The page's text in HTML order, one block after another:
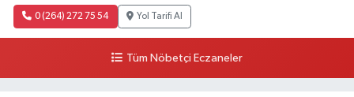
0 (264) 272 75 54 Yol Tarifi Al
Tüm Nöbetçi Eczaneler